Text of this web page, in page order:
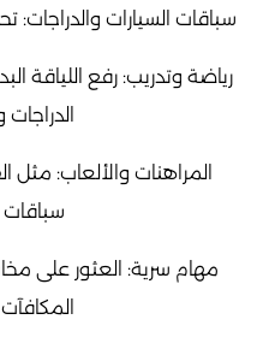
سباقات السيارات والدراجات:
رياضة وتدريب: رفع اللياقة
الدراجات
المراهنات والألعاب:
سباقات
مهام سرية: العثور على